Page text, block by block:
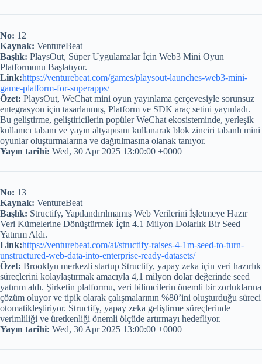
No: 12
Kaynak: VentureBeat
Başlık: PlaysOut, Süper Uygulamalar İçin Web3 Mini Oyun
Platformunu Başlatıyor.
Link:https://venturebeat.com/games/playsout-launches-web3-mini-
game-platform-for-superapps/
Özet: PlaysOut, WeChat mini oyun yayınlama çerçevesiyle sorunsuz
entegrasyon için tasarlanmış, Platform ve SDK araç setini yayınladı.
Bu geliştirme, geliştiricilerin popüler WeChat ekosisteminde, yerleşik
kullanıcı tabanı ve yayın altyapısını kullanarak blok zinciri tabanlı mini
oyunlar oluşturmalarına ve dağıtılmasına olanak tanıyor.
Yayın tarihi: Wed, 30 Apr 2025 13:00:00 +0000
No: 13
Kaynak: VentureBeat
Başlık: Structify, Yapılandırılmamış Web Verilerini İşletmeye Hazır
Veri Kümelerine Dönüştürmek İçin 4.1 Milyon Dolarlık Bir Seed
Yatırım Aldı.
Link:https://venturebeat.com/ai/structify-raises-4-1m-seed-to-turn-
unstructured-web-data-into-enterprise-ready-datasets/
Özet: Brooklyn merkezli startup Structify, yapay zeka için veri hazırlık
süreçlerini kolaylaştırmak amacıyla 4,1 milyon dolar değerinde seed
yatırım aldı. Şirketin platformu, veri bilimcilerin önemli bir zorluklarına
çözüm oluyor ve tipik olarak çalışmalarının %80’ini oluşturduğu süreci
otomatikleştiriyor. Structify, yapay zeka geliştirme süreçlerinde
verimliliği ve üretkenliği önemli ölçüde artırmayı hedefliyor.
Yayın tarihi: Wed, 30 Apr 2025 13:00:00 +0000